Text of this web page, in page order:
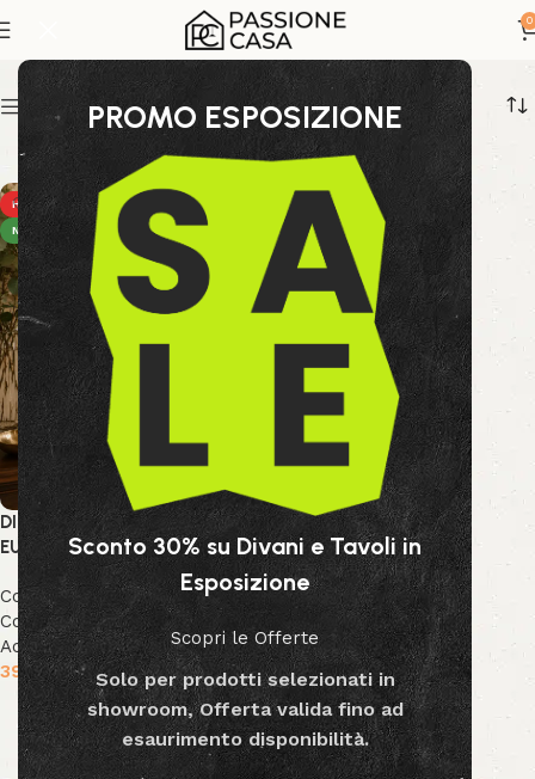
PROMO ESPOSIZIONE
Sconto 30% su Divani e Tavoli in
Esposizione
Scopri le Offerte
Solo per prodotti selezionati in
showroom, Offerta valida fino ad
esaurimento disponibilità.
0
profumato
Show sidebar
HOT
NEW
DIFFUSORE FRAG LIMONE ED
EUCALIPTO
Collezione Bizzotto
,
Collezione Decor
Decor &
Accessori
39.99€ - 79.99€
Scegli